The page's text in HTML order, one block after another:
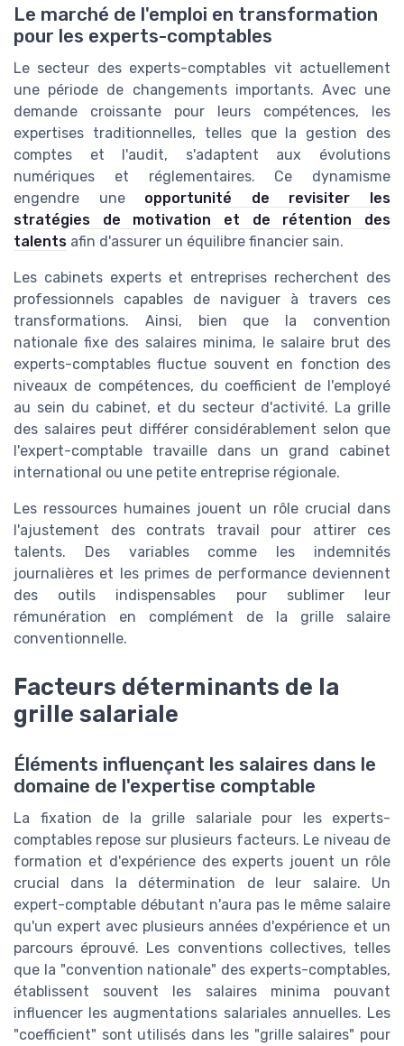
Le marché de l'emploi en transformation
pour les experts-comptables
Le secteur des experts-comptables vit actuellement
une période de changements importants. Avec une
demande croissante pour leurs compétences, les
expertises traditionnelles, telles que la gestion des
comptes et l'audit, s'adaptent aux évolutions
numériques et réglementaires. Ce dynamisme
engendre une opportunité de revisiter les
stratégies de motivation et de rétention des
talents afin d'assurer un équilibre financier sain.
Les cabinets experts et entreprises recherchent des
professionnels capables de naviguer à travers ces
transformations. Ainsi, bien que la convention
nationale fixe des salaires minima, le salaire brut des
experts-comptables fluctue souvent en fonction des
niveaux de compétences, du coefficient de l'employé
au sein du cabinet, et du secteur d'activité. La grille
des salaires peut différer considérablement selon que
l'expert-comptable travaille dans un grand cabinet
international ou une petite entreprise régionale.
Les ressources humaines jouent un rôle crucial dans
l'ajustement des contrats travail pour attirer ces
talents. Des variables comme les indemnités
journalières et les primes de performance deviennent
des outils indispensables pour sublimer leur
rémunération en complément de la grille salaire
conventionnelle.
Facteurs déterminants de la
grille salariale
Éléments influençant les salaires dans le
domaine de l'expertise comptable
La fixation de la grille salariale pour les experts-
comptables repose sur plusieurs facteurs. Le niveau de
formation et d'expérience des experts jouent un rôle
crucial dans la détermination de leur salaire. Un
expert-comptable débutant n'aura pas le même salaire
qu'un expert avec plusieurs années d'expérience et un
parcours éprouvé. Les conventions collectives, telles
que la "convention nationale" des experts-comptables,
établissent souvent les salaires minima pouvant
influencer les augmentations salariales annuelles. Les
"coefficient" sont utilisés dans les "grille salaires" pour